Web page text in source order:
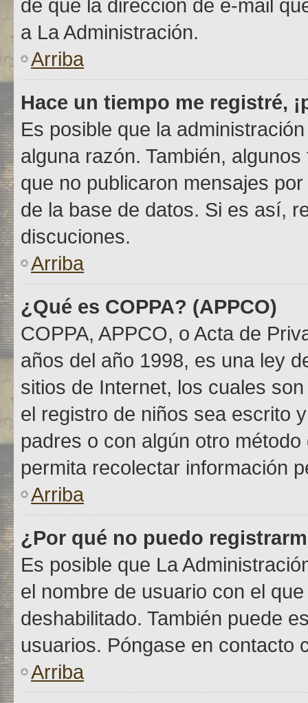
de que la dirección de e-mail
a La Administración.
Arriba
Hace un tiempo me registré,
Es posible que la
alguna razón. También,
que no publicaron mensajes
de la base de datos. Si es así,
discuciones.
Arriba
¿Qué es COPPA? (APPCO)
COPPA, APPCO, o Acta de
años del año 1998, es una ley
sitios de Internet, los cuales
el registro de niños sea escrito
padres o con algún otro
permita recolectar información
Arriba
¿Por qué no puedo
Es posible que La
el nombre de usuario con el
deshabilitado. También puede
usuarios. Póngase en contacto
Arriba